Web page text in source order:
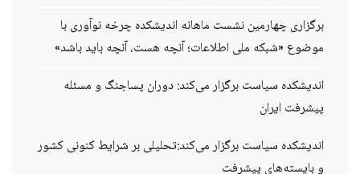
برگزاری چهارمین نشست ماهانه اندیشکده چرخه نوآوری با
موضوع «شبکه ملی اطلاعات؛ آنچه هست، آنچه باید باشد»
اندیشکده سیاست برگزار می‌کند: دوران پساجنگ و مسئله
پیشرفت ایران
اندیشکده سیاست برگزار می‌کند:تحلیلی بر شرایط کنونی کشور
و بایسته‌های پیشرفت